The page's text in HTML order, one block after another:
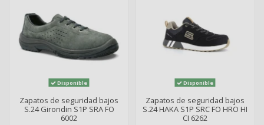
Disponible
Zapatos de seguridad bajos
S.24 Girondin S1P SRA FO
6002
Disponible
Zapatos de seguridad bajos
S.24 HAKA S1P SRC FO HRO HI
CI 6262